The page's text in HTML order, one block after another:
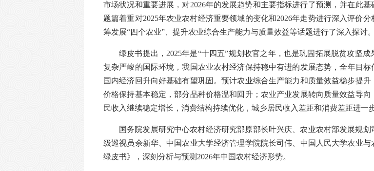
市场状况和重要进展，对2026年的发展趋势和主要指标进行了预测，并在此
题篇着重对2025年农业农村经济重要领域的变化和2026年走势进行深入评价
筹发展“四个农业”、提升农业综合生产能力与质量效益等话题进行了深入探讨。
绿皮书提出，2025年是“十四五”规划收官之年，也是巩固拓展脱贫攻坚
复杂严峻的国际环境，我国农业农村经济保持稳中有进的发展态势，全年目
国内经济回升向好基础有望巩固。预计农业综合生产能力和质量效益稳步提
价格保持基本稳定，部分品种价格温和回升；农业产业发展转向质量效益导
民收入继续稳定增长，消费结构持续优化，城乡居民收入差距和消费差距进一
国务院发展研究中心农村经济研究部原部长叶兴庆、农业农村部发展规
级巡视员余新华、中国农业大学经济管理学院院长司伟、中国人民大学农业
绿皮书》，深刻分析与预测2026年中国农村经济形势。